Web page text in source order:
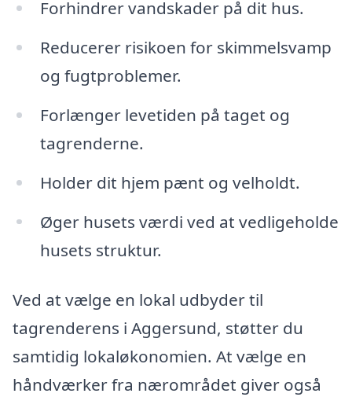
Forhindrer vandskader på dit hus.
Reducerer risikoen for skimmelsvamp
og fugtproblemer.
Forlænger levetiden på taget og
tagrenderne.
Holder dit hjem pænt og velholdt.
Øger husets værdi ved at vedligeholde
husets struktur.
Ved at vælge en lokal udbyder til
tagrenderens i Aggersund, støtter du
samtidig lokaløkonomien. At vælge en
håndværker fra nærområdet giver også